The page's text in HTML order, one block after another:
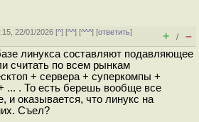
22/01/2026 [^] [^^] [^^^] [ответить]
+ / –
линукса составляют подавляющее
считать по всем рынкам
+ сервера + суперкомпы +
... . То есть берешь вообще все
и оказывается, что линукс на
Съел?